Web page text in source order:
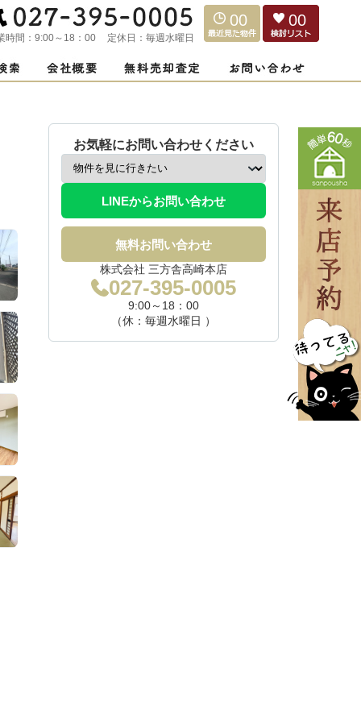
時間： 9:00～18：00 定休日： 毎週水曜日
00 00
お気軽にお問い合わせください
LINEからお問い合わせ
無料お問い合わせ
株式会社 三方舎高崎本店
027-395-0005
9:00～18：00
（休：毎週水曜日 ）